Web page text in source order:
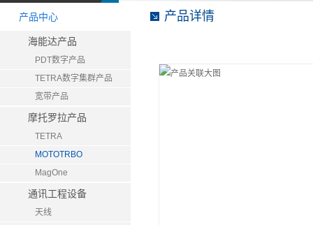
产品中心
海能达产品
PDT数字产品
TETRA数字集群产品
宽带产品
摩托罗拉产品
TETRA
MOTOTRBO
MagOne
通讯工程设备
天线
产品详情